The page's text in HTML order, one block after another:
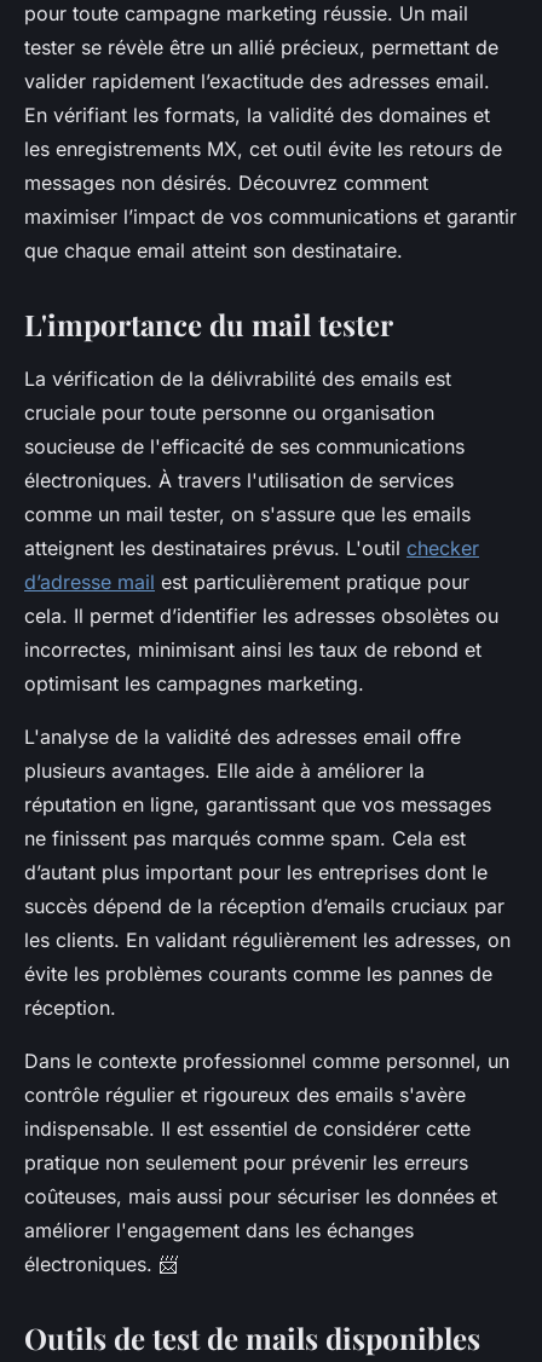
pour toute campagne marketing réussie. Un mail
tester se révèle être un allié précieux, permettant de
valider rapidement l’exactitude des adresses email.
En vérifiant les formats, la validité des domaines et
les enregistrements MX, cet outil évite les retours de
messages non désirés. Découvrez comment
maximiser l’impact de vos communications et garantir
que chaque email atteint son destinataire.
L'importance du mail tester
La vérification de la délivrabilité des emails est
cruciale pour toute personne ou organisation
soucieuse de l'efficacité de ses communications
électroniques. À travers l'utilisation de services
comme un mail tester, on s'assure que les emails
atteignent les destinataires prévus. L'outil checker
d’adresse mail est particulièrement pratique pour
cela. Il permet d’identifier les adresses obsolètes ou
incorrectes, minimisant ainsi les taux de rebond et
optimisant les campagnes marketing.
L'analyse de la validité des adresses email offre
plusieurs avantages. Elle aide à améliorer la
réputation en ligne, garantissant que vos messages
ne finissent pas marqués comme spam. Cela est
d’autant plus important pour les entreprises dont le
succès dépend de la réception d’emails cruciaux par
les clients. En validant régulièrement les adresses, on
évite les problèmes courants comme les pannes de
réception.
Dans le contexte professionnel comme personnel, un
contrôle régulier et rigoureux des emails s'avère
indispensable. Il est essentiel de considérer cette
pratique non seulement pour prévenir les erreurs
coûteuses, mais aussi pour sécuriser les données et
améliorer l'engagement dans les échanges
électroniques. 📨
Outils de test de mails disponibles